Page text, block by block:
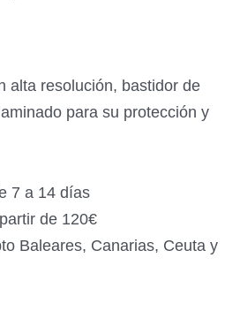
alta resolución, bastidor de
para su protección y
7 a 14 días
de 120€
Baleares, Canarias, Ceuta y